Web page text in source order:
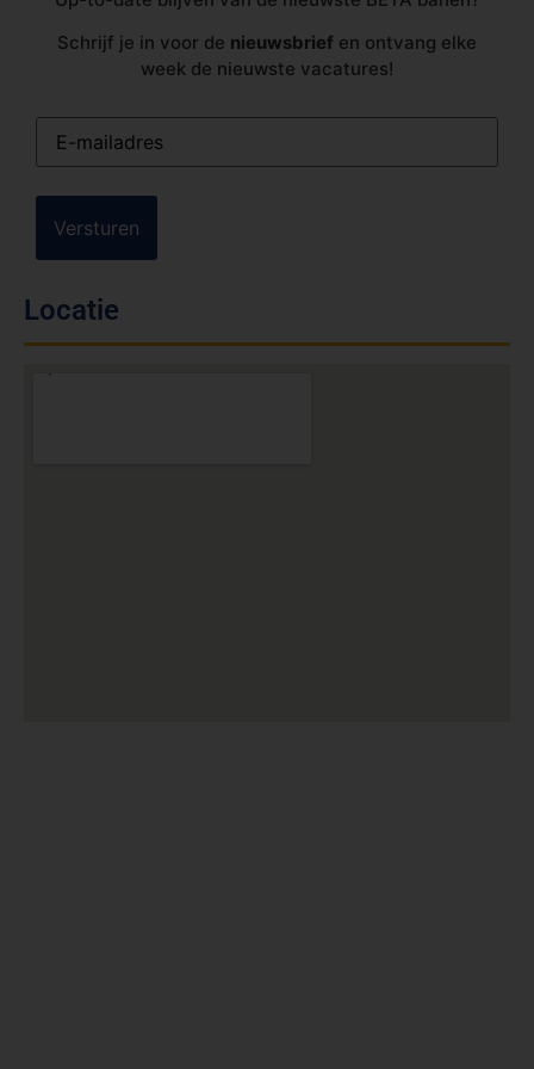
Schrijf je in voor de nieuwsbrief en ontvang elke
week de nieuwste vacatures!
E-
mailadres(Vereist)
Locatie